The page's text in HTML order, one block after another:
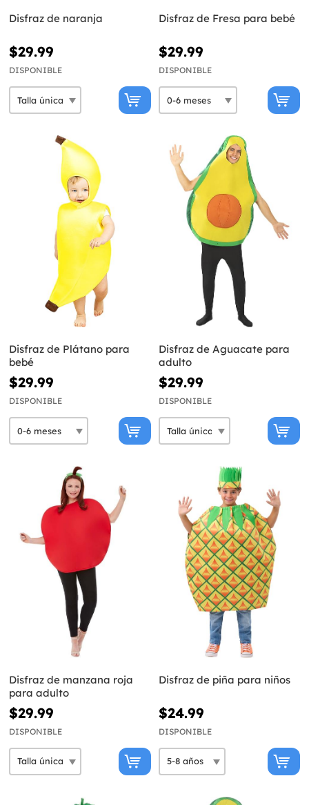
Disfraz de naranja
$29.99
DISPONIBLE
Disfraz de Fresa para bebé
$29.99
DISPONIBLE
Disfraz de Plátano para
bebé
$29.99
DISPONIBLE
Disfraz de Aguacate para
adulto
$29.99
DISPONIBLE
Disfraz de manzana roja
para adulto
$29.99
DISPONIBLE
Disfraz de piña para niños
$24.99
DISPONIBLE